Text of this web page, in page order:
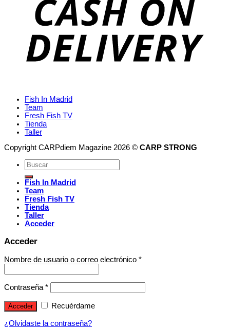
Fish In Madrid
Team
Fresh Fish TV
Tienda
Taller
Copyright CARPdiem Magazine 2026 © CARP STRONG
Fish In Madrid
Team
Fresh Fish TV
Tienda
Taller
Acceder
Acceder
Nombre de usuario o correo electrónico *
Contraseña *
Acceder Recuérdame
¿Olvidaste la contraseña?